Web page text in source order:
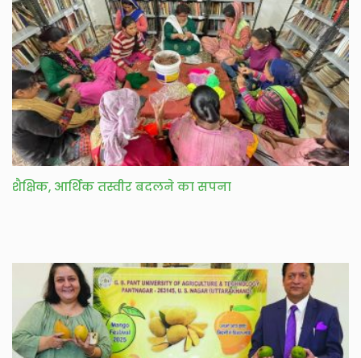
शैक्षिक, आर्थिक तस्वीर बदलने का सपना